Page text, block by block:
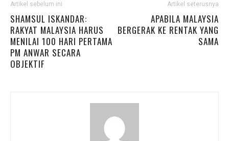
Artikel sebelum ini
SHAMSUL ISKANDAR:
RAKYAT MALAYSIA HARUS
MENILAI 100 HARI PERTAMA
PM ANWAR SECARA
OBJEKTIF
Artikel seterusnya
APABILA MALAYSIA
BERGERAK KE RENTAK YANG
SAMA